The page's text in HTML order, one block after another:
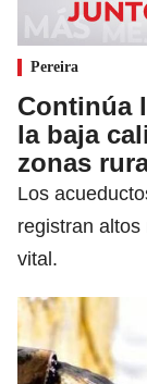
Pereira
Continúa
la baja
zonas
Los
registran
vital.